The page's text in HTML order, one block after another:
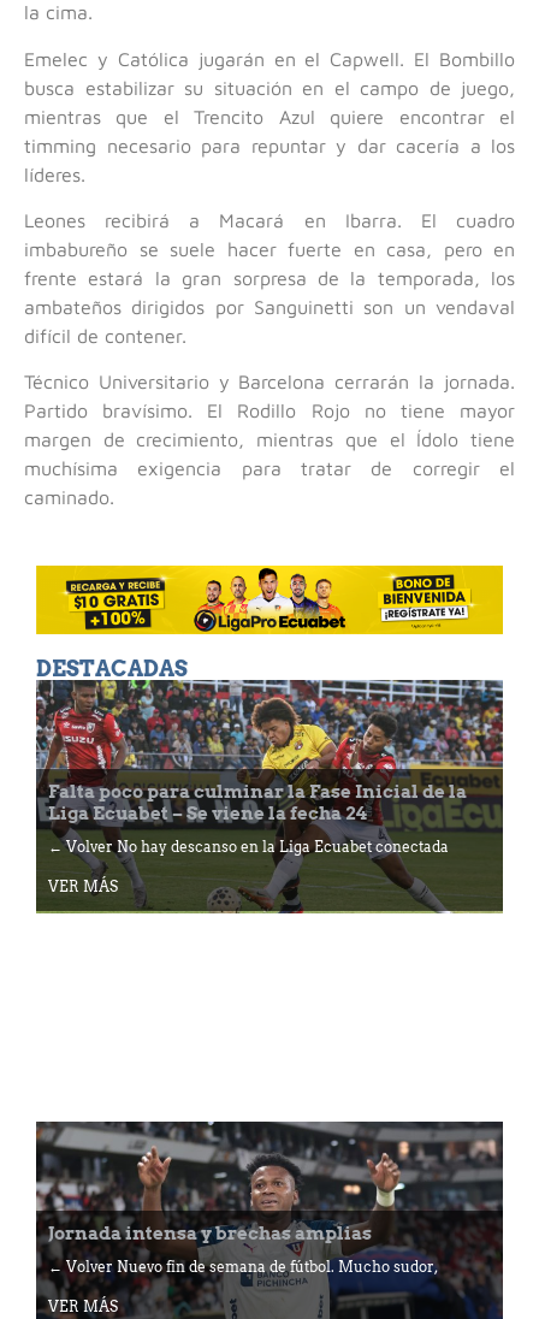
la cima.
Emelec y Católica jugarán en el Capwell. El Bombillo
busca estabilizar su situación en el campo de juego,
mientras que el Trencito Azul quiere encontrar el
timming necesario para repuntar y dar cacería a los
líderes.
Leones recibirá a Macará en Ibarra. El cuadro
imbabureño se suele hacer fuerte en casa, pero en
frente estará la gran sorpresa de la temporada, los
ambateños dirigidos por Sanguinetti son un vendaval
difícil de contener.
Técnico Universitario y Barcelona cerrarán la jornada.
Partido bravísimo. El Rodillo Rojo no tiene mayor
margen de crecimiento, mientras que el Ídolo tiene
muchísima exigencia para tratar de corregir el
caminado.
DESTACADAS
Falta poco para culminar la Fase Inicial de la
Liga Ecuabet – Se viene la fecha 24
← Volver No hay descanso en la Liga Ecuabet conectada
VER MÁS
Jornada intensa y brechas amplias
← Volver Nuevo fin de semana de fútbol. Mucho sudor,
VER MÁS